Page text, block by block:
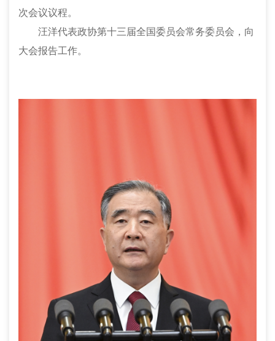
次会议议程。
汪洋代表政协第十三届全国委员会常务委员会，向
大会报告工作。